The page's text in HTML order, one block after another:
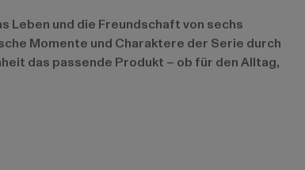
Leben und die Freundschaft von sechs
Momente und Charaktere der Serie durch
das passende Produkt – ob für den Alltag,